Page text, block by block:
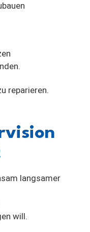
reparieren.
langsamer
will.